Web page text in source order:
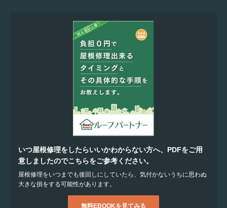
いつ屋根修理をしたらいいかわからない方へ、PDFをご用
意しましたのでこちらをご参考ください。
屋根修理をいつまでも後回しにしていたら、気付かないうちに思わぬ
大きな損をする可能性があります。
無料EBOOKを見てみる